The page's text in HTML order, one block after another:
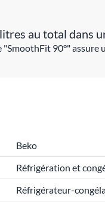
au total dans
90°" assure
Beko
Réfrigération et
Réfrigérateur-